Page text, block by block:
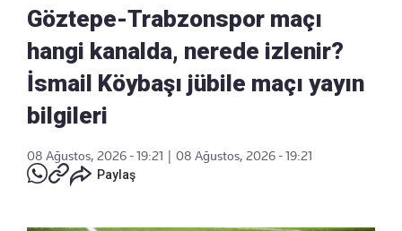
Göztepe-Trabzonspor maçı
hangi kanalda, nerede izlenir?
İsmail Köybaşı jübile maçı yayın
bilgileri
08 Ağustos, 2026 - 19:21
08 Ağustos, 2026 - 19:21
Paylaş